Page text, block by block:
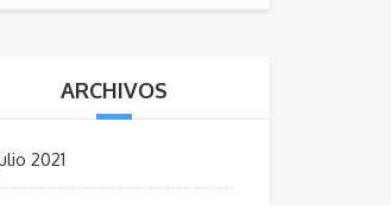
ARCHIVOS
2021